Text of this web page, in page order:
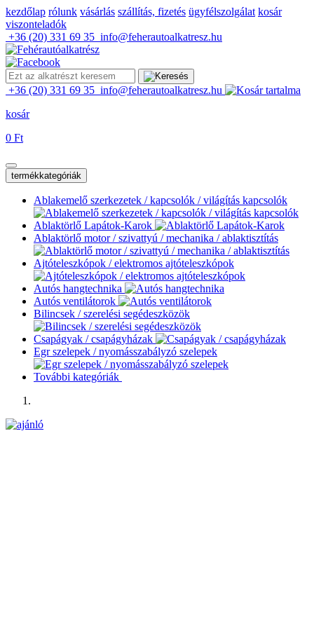
kezdőlap rólunk vásárlás szállítás, fizetés ügyfélszolgálat kosár
viszonteladók
+36 (20) 331 69 35 info@feherautoalkatresz.hu
+36 (20) 331 69 35 info@feherautoalkatresz.hu
kosár
0 Ft
termékkategóriák
Ablakemelő szerkezetek / kapcsolók / világítás kapcsolók
Ablaktörlő Lapátok-Karok
Ablaktörlő motor / szivattyú / mechanika / ablaktisztítás
Ajtóteleszkópok / elektromos ajtóteleszkópok
Autós hangtechnika
Autós ventilátorok
Bilincsek / szerelési segédeszközök
Csapágyak / csapágyházak
Egr szelepek / nyomásszabályzó szelepek
További kategóriák